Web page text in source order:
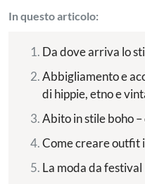
In questo articolo:
Da dove arriva lo
Abbigliamento e
di hippie, etno e
Abito in stile boho
Come creare outfit
La moda da